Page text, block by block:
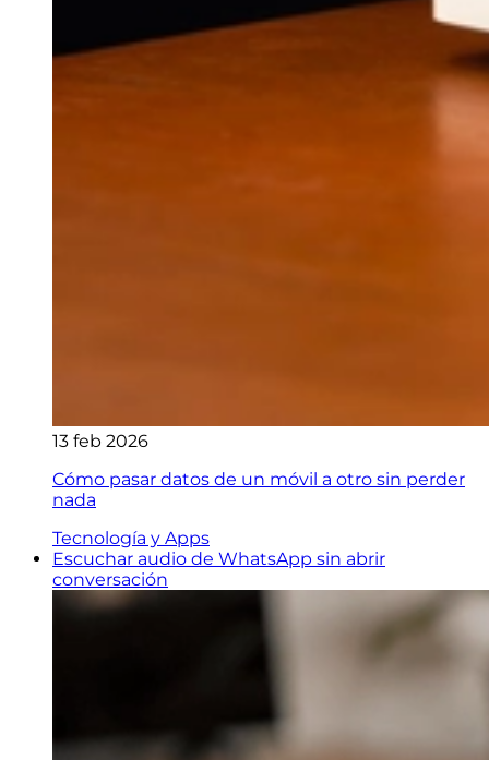
13 feb 2026
Cómo pasar datos de un móvil a otro sin perder
nada
Tecnología y Apps
Escuchar audio de WhatsApp sin abrir
conversación